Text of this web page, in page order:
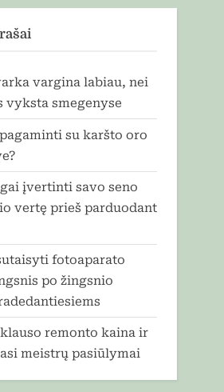
vargina labiau, nei
vyksta smegenyse
su karšto oro
įvertinti savo seno
vertę prieš parduodant
fotoaparato
po žingsnio
remonto kaina ir
meistrų pasiūlymai